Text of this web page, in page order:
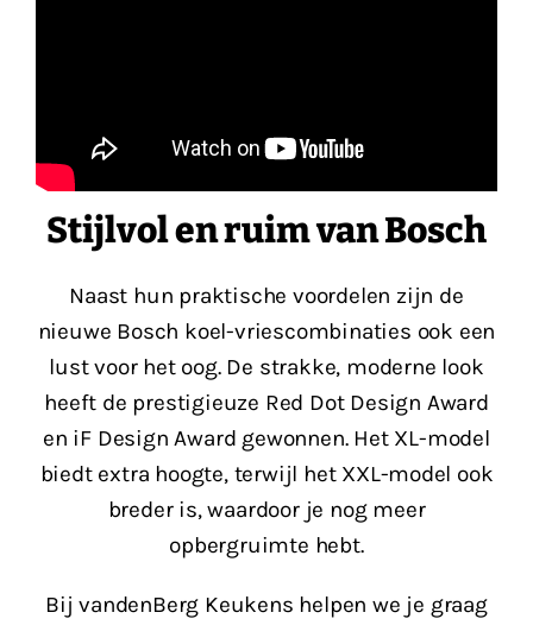
Stijlvol en ruim van Bosch
Naast hun praktische voordelen zijn de
nieuwe Bosch koel-vriescombinaties ook een
lust voor het oog. De strakke, moderne look
heeft de prestigieuze Red Dot Design Award
en iF Design Award gewonnen. Het XL-model
biedt extra hoogte, terwijl het XXL-model ook
breder is, waardoor je nog meer
opbergruimte hebt.
Bij vandenBerg Keukens helpen we je graag